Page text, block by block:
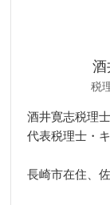
酒
税
酒井寛志税理
代表税理士・
長崎市在住、